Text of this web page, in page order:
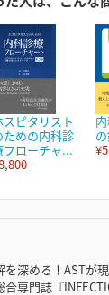
スピタリスト
ための内科診
フローチャ...
深める！ASTが
専門誌『